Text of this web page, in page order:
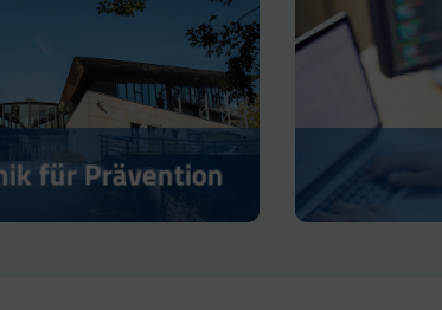
für Prävention